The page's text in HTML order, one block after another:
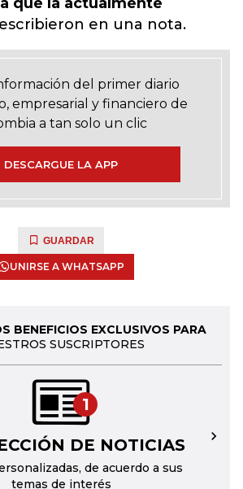
en una nota.
del primer diario
empresarial y financiero de
a tan solo un clic
DESCARGUE LA APP
GUARDAR
UNIRSE A WHATSAPP
BENEFICIOS EXCLUSIVOS PARA
SUSCRIPTORES
1
DE NOTICIAS
de acuerdo a sus
temas de interés
→